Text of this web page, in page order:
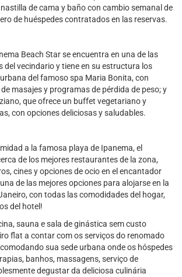
de cama y baño con cambio semanal de
de huéspedes contratados en las reservas.
Beach Star se encuentra en una de las
del vecindario y tiene en su estructura los
del famoso spa Maria Bonita, con
masajes y programas de pérdida de peso; y
que ofrece un buffet vegetariano y
con opciones deliciosas y saludables.
a la famosa playa de Ipanema, el
de los mejores restaurantes de la zona,
cines y opciones de ocio en el encantador
de las mejores opciones para alojarse en la
con todas las comodidades del hogar,
del hotel!
sauna e sala de ginástica sem custo
flat a contar com os serviços do renomado
sua sede urbana onde os hóspedes
banhos, massagens, serviço de
degustar da deliciosa culinária